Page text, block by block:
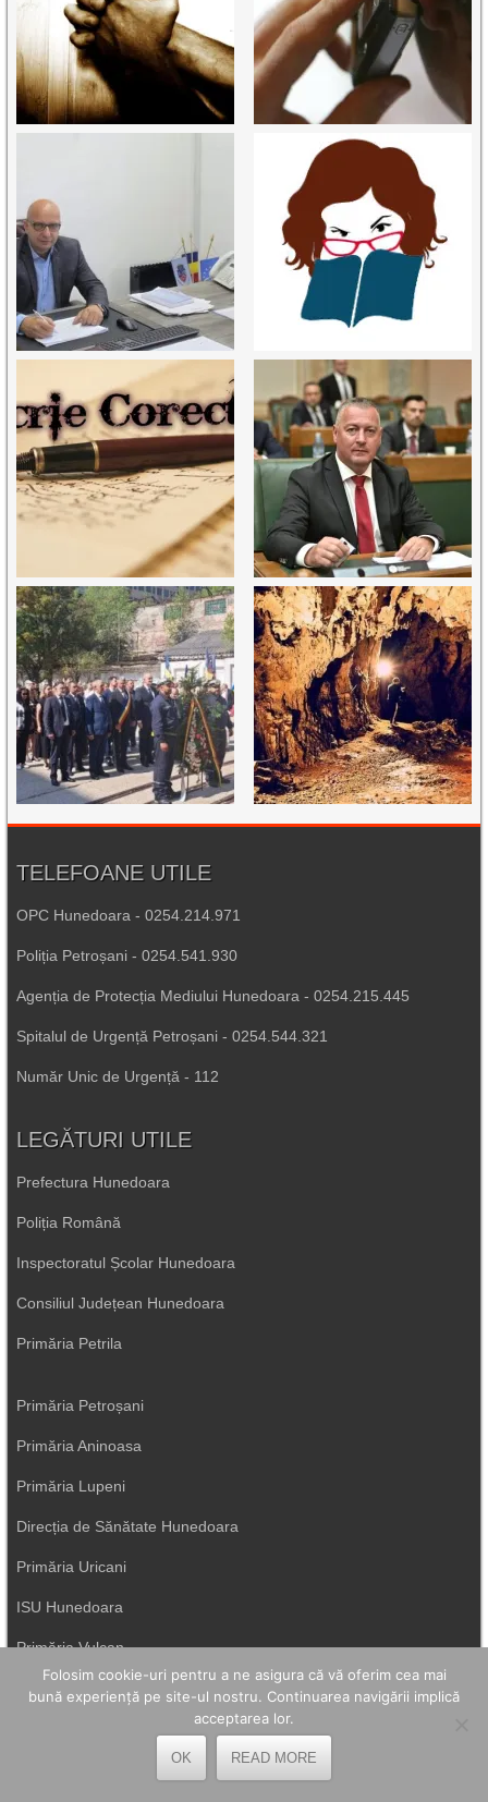
TELEFOANE UTILE
OPC Hunedoara - 0254.214.971
Poliția Petroșani - 0254.541.930
Agenția de Protecția Mediului Hunedoara - 0254.215.445
Spitalul de Urgență Petroșani - 0254.544.321
Număr Unic de Urgență - 112
LEGĂTURI UTILE
Prefectura Hunedoara
Poliția Română
Inspectoratul Școlar Hunedoara
Consiliul Județean Hunedoara
Primăria Petrila
Primăria Petroșani
Primăria Aninoasa
Primăria Lupeni
Direcția de Sănătate Hunedoara
Primăria Uricani
ISU Hunedoara
Primăria Vulcan
Folosim cookie-uri pentru a ne asigura că vă oferim cea mai
bună experiență pe site-ul nostru. Continuarea navigării implică
acceptarea lor.
OK READ MORE